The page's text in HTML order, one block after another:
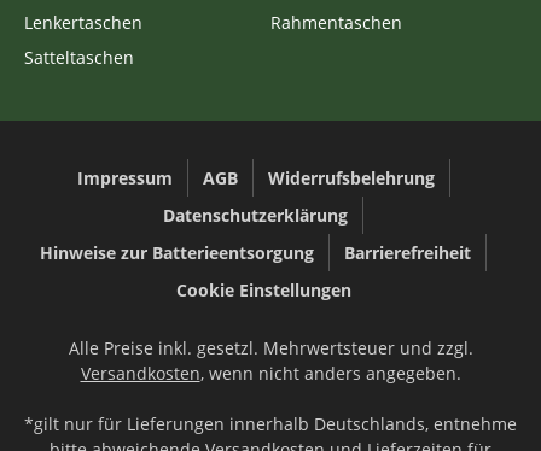
Lenkertaschen
Satteltaschen
Rahmentaschen
Impressum AGB
Widerrufsbelehrung
Datenschutzerklärung
Hinweise zur Batterieentsorgung
Barrierefreiheit
Cookie Einstellungen
Alle Preise inkl. gesetzl. Mehrwertsteuer und zzgl.
Versandkosten, wenn nicht anders angegeben.
*gilt nur für Lieferungen innerhalb Deutschlands, entnehme